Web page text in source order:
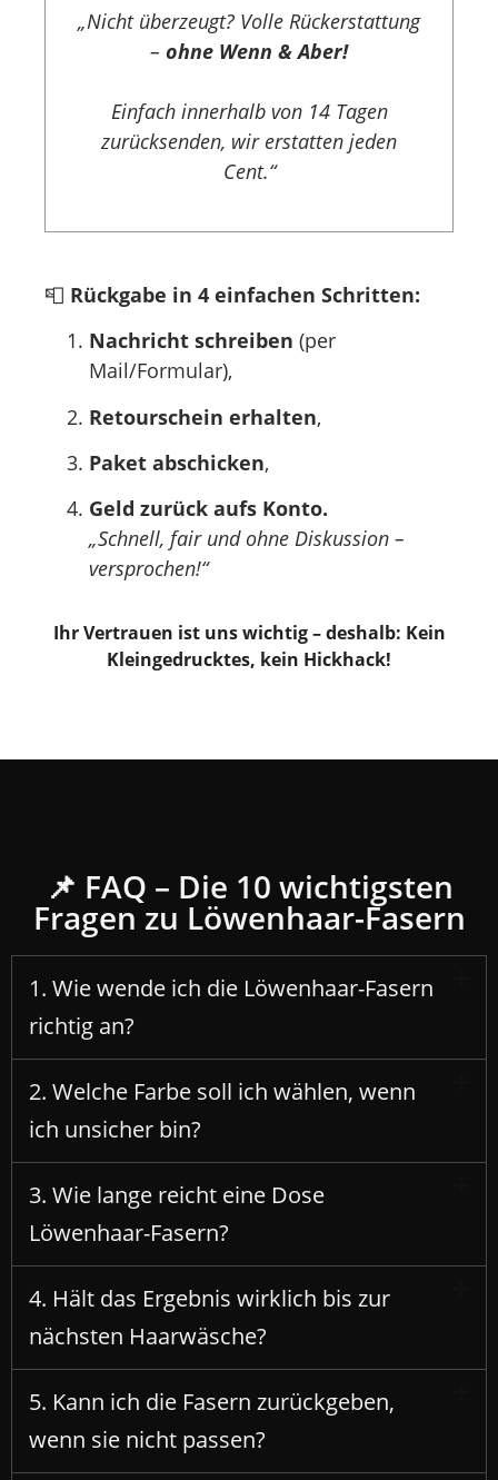
„Nicht überzeugt? Volle Rückerstattung
– ohne Wenn & Aber!
Einfach innerhalb von 14 Tagen
zurücksenden, wir erstatten jeden
Cent.“
📮 Rückgabe in 4 einfachen Schritten:
Nachricht schreiben (per
Mail/Formular),
Retourschein erhalten,
Paket abschicken,
Geld zurück aufs Konto.
„Schnell, fair und ohne Diskussion –
versprochen!“
Ihr Vertrauen ist uns wichtig – deshalb: Kein
Kleingedrucktes, kein Hickhack!
📌 FAQ – Die 10 wichtigsten
Fragen zu Löwenhaar-Fasern
1. Wie wende ich die Löwenhaar-Fasern
richtig an?
2. Welche Farbe soll ich wählen, wenn
ich unsicher bin?
3. Wie lange reicht eine Dose
Löwenhaar-Fasern?
4. Hält das Ergebnis wirklich bis zur
nächsten Haarwäsche?
5. Kann ich die Fasern zurückgeben,
wenn sie nicht passen?